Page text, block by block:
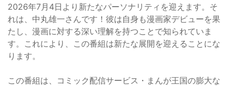
2026年7月4日より新たなパーソナリティを迎えます。そ
れは、中丸雄一さんです！彼は自身も漫画家デビューを果
たし、漫画に対する深い理解を持つことで知られていま
す。これにより、この番組は新たな展開を迎えることにな
ります。
この番組は、コミック配信サービス・まんが王国の膨大な